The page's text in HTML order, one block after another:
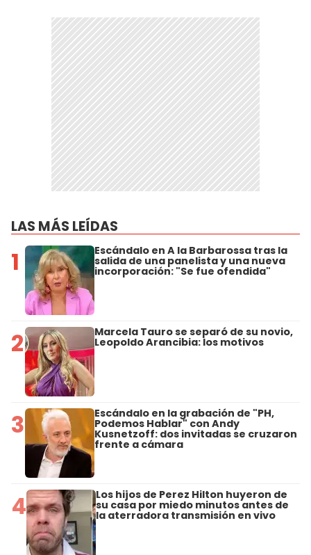
LAS MÁS LEÍDAS
1 Escándalo en A la Barbarossa tras la
salida de una panelista y una nueva
incorporación: "Se fue ofendida"
2 Marcela Tauro se separó de su novio,
Leopoldo Arancibia: los motivos
3 Escándalo en la grabación de "PH,
Podemos Hablar" con Andy
Kusnetzoff: dos invitadas se cruzaron
frente a cámara
4 Los hijos de Perez Hilton huyeron de
su casa por miedo minutos antes de
la aterradora transmisión en vivo